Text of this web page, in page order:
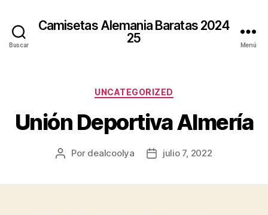
Buscar
Camisetas Alemania Baratas 2024
25
Menú
Categorías
UNCATEGORIZED
Unión Deportiva Almería
Autor
Por dealcoolya
Fechajulio 7, 2022